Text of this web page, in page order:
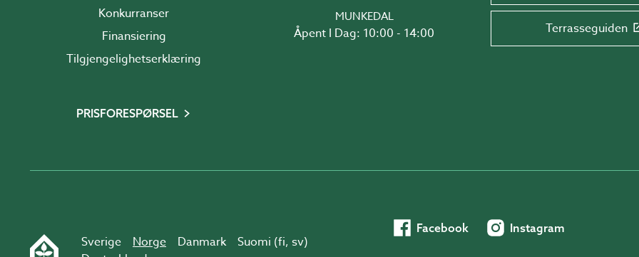
Konkurranser
Finansiering
Tilgjengelighetserklæring
PRISFORESPØRSEL
MUNKEDAL
Åpent I Dag: 10:00 - 14:00 Terrasseguiden
Facebook Instagram
Sverige Norge Danmark Suomi (fi, sv)